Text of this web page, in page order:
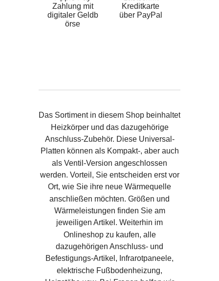
Zahlung mit
digitaler Geldb
örse
Kreditkarte
über PayPal
Das Sortiment in diesem Shop beinhaltet
Heizkörper und das dazugehörige
Anschluss-Zubehör. Diese Universal-
Platten können als Kompakt-, aber auch
als Ventil-Version angeschlossen
werden. Vorteil, Sie entscheiden erst vor
Ort, wie Sie ihre neue Wärmequelle
anschließen möchten. Größen und
Wärmeleistungen finden Sie am
jeweiligen Artikel. Weiterhin im
Onlineshop zu kaufen, alle
dazugehörigen Anschluss- und
Befestigungs-Artikel, Infrarotpaneele,
elektrische Fußbodenheizung,